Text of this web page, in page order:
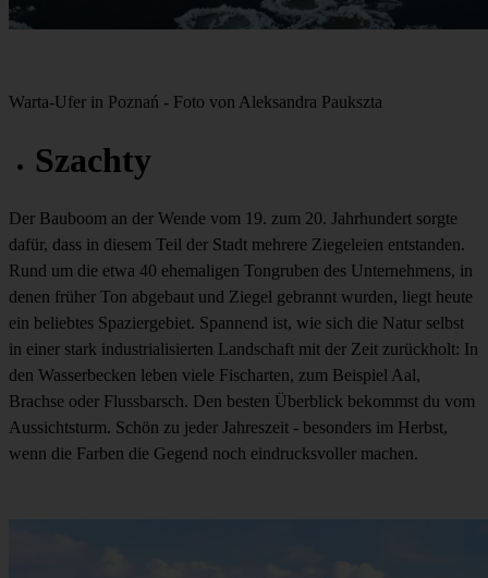
Warta-Ufer in Poznań - Foto von Aleksandra Paukszta
Szachty
Der Bauboom an der Wende vom 19. zum 20. Jahrhundert sorgte
dafür, dass in diesem Teil der Stadt mehrere Ziegeleien entstanden.
Rund um die etwa 40 ehemaligen Tongruben des Unternehmens, in
denen früher Ton abgebaut und Ziegel gebrannt wurden, liegt heute
ein beliebtes Spaziergebiet. Spannend ist, wie sich die Natur selbst
in einer stark industrialisierten Landschaft mit der Zeit zurückholt: In
den Wasserbecken leben viele Fischarten, zum Beispiel Aal,
Brachse oder Flussbarsch. Den besten Überblick bekommst du vom
Aussichtsturm. Schön zu jeder Jahreszeit - besonders im Herbst,
wenn die Farben die Gegend noch eindrucksvoller machen.